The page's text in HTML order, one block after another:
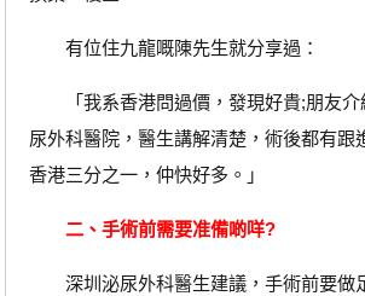
有位住九龍嘅陳先生就分享過：
「我系香港問過價，發現好貴;朋友介
尿外科醫院，醫生講解清楚，術後都有跟
香港三分之一，仲快好多。」
二、手術前需要准備啲咩?
深圳泌尿外科醫生建議，手術前要做